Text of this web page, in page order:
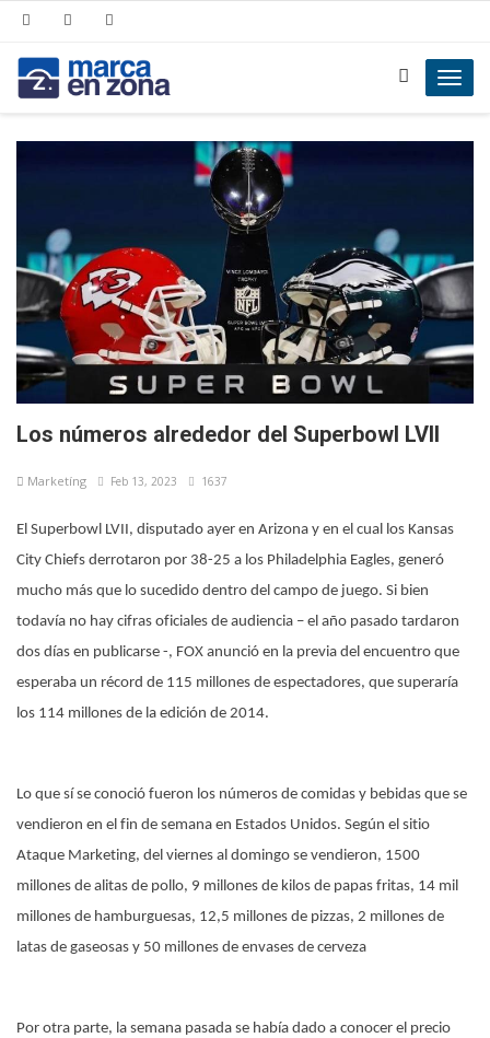
Los números alrededor del Superbowl LVII
Marketíng Feb 13, 2023 1637
El Superbowl LVII, disputado ayer en Arizona y en el cual los Kansas
City Chiefs derrotaron por 38-25 a los Philadelphia Eagles, generó
mucho más que lo sucedido dentro del campo de juego. Si bien
todavía no hay cifras oficiales de audiencia – el año pasado tardaron
dos días en publicarse -, FOX anunció en la previa del encuentro que
esperaba un récord de 115 millones de espectadores, que superaría
los 114 millones de la edición de 2014.
Lo que sí se conoció fueron los números de comidas y bebidas que se
vendieron en el fin de semana en Estados Unidos. Según el sitio
Ataque Marketing, del viernes al domingo se vendieron, 1500
millones de alitas de pollo, 9 millones de kilos de papas fritas, 14 mil
millones de hamburguesas, 12,5 millones de pizzas, 2 millones de
latas de gaseosas y 50 millones de envases de cerveza
Por otra parte, la semana pasada se había dado a conocer el precio